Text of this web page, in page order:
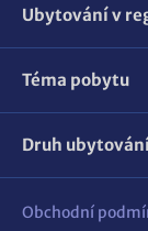
Ubytování v
Téma pobytu
Druh
Obchodní